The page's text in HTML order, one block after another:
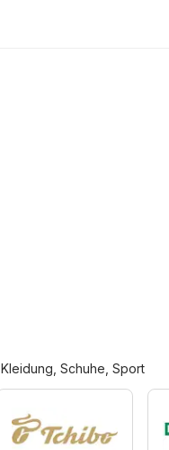
Kleidung, Schuhe, Sport